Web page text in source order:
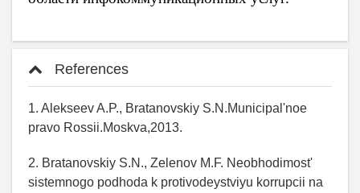
References
1. Alekseev A.P., Bratanovskiy S.N.Municipal'noe
pravo Rossii.Moskva,2013.
2. Bratanovskiy S.N., Zelenov M.F. Neobhodimost'
sistemnogo podhoda k protivodeystviyu korrupcii na